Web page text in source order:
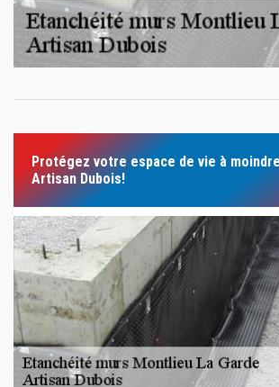
Protégez votre espace de vie à
Artisan Dubois!